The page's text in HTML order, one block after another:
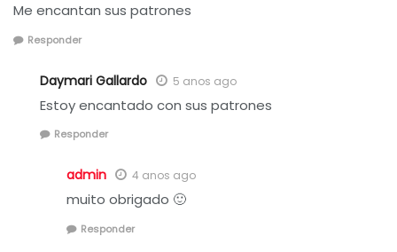
Me encantan sus patrones
Responder
Daymari Gallardo 5 anos ago
Estoy encantado con sus patrones
Responder
admin 4 anos ago
muito obrigado 🙂
Responder